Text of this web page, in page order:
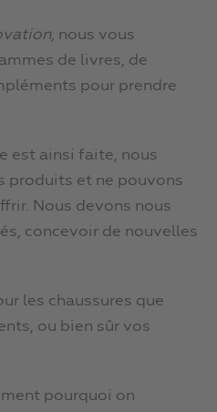
, nous vous
de livres, de
pour prendre
est ainsi faite, nous
produits et ne pouvons
Nous devons nous
concevoir de nouvelles
les chaussures que
ou bien sûr vos
pourquoi on